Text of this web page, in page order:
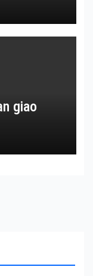
giao